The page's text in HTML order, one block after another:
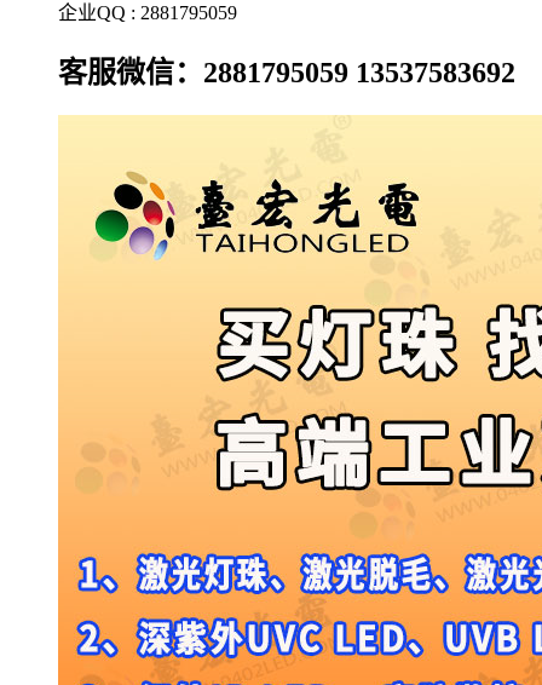
企业QQ : 2881795059
客服微信：2881795059 13537583692